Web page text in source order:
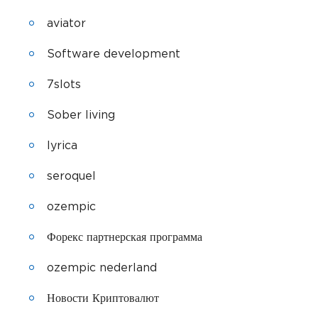
aviator
Software development
7slots
Sober living
lyrica
seroquel
ozempic
Форекс партнерская программа
ozempic nederland
Новости Криптовалют